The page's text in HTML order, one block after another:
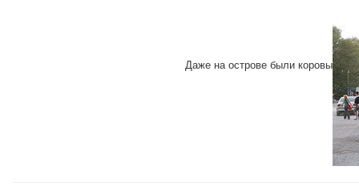
Даже на острове были коровы